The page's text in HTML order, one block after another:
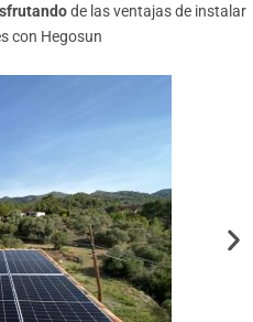
de las ventajas de instalar
con Hegosun